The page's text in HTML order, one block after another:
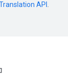
API